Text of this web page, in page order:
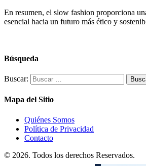
En resumen, el slow fashion proporciona
esencial hacia un futuro más ético y
Búsqueda
Buscar:
Mapa del Sitio
Quiénes Somos
Política de Privacidad
Contacto
© 2026. Todos los derechos Reservados.